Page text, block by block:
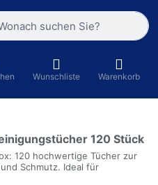
Sie einen Suchbegriff ein.
Wunschliste Warenkorb
120 Stück
120 hochwertige Tücher zur
Schmutz. Ideal für